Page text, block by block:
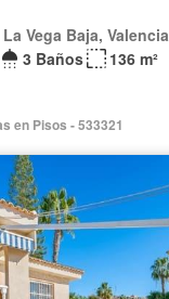
Vega Baja, Valencia
3 Baños
136 m²
en Pisos - 533321